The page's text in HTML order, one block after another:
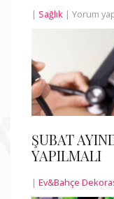
| Sağlık | Yorum
ŞUBAT
YAPILMALI
| Ev&Bahçe